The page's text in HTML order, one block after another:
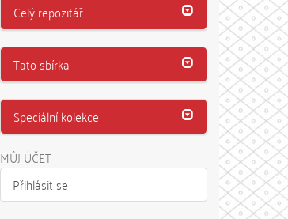
Celý repozitář
Tato sbírka
Speciální kolekce
MŮJ ÚČET
Přihlásit se